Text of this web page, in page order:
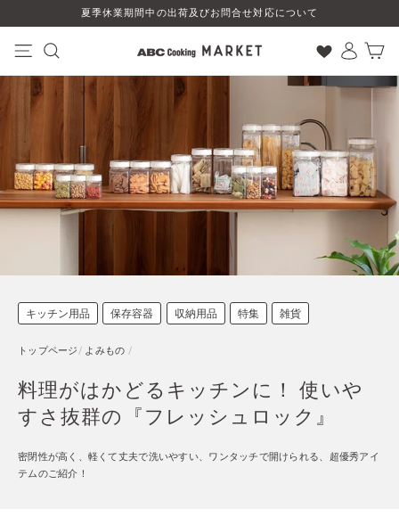
ン
ツ
ス
る
夏季休業期間中の出荷及びお問合せ対応について
キッチン用品 保存容器 収納用品 特集 雑貨
トップページ / よみもの /
料理がはかどるキッチンに！ 使いや
すさ抜群の『フレッシュロック』
密閉性が高く、軽くて丈夫で洗いやすい、ワンタッチで開けられる、超優秀アイ
テムのご紹介！